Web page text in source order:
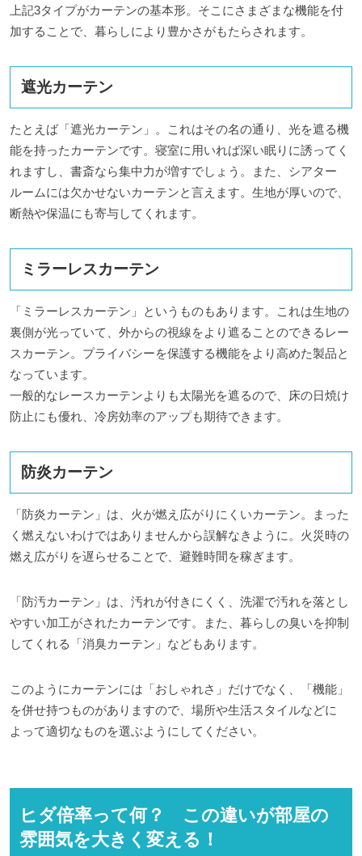
上記3タイプがカーテンの基本形。そこにさまざまな機能を付
加することで、暮らしにより豊かさがもたらされます。
遮光カーテン
たとえば「遮光カーテン」。これはその名の通り、光を遮る機
能を持ったカーテンです。寝室に用いれば深い眠りに誘ってく
れますし、書斎なら集中力が増すでしょう。また、シアター
ルームには欠かせないカーテンと言えます。生地が厚いので、
断熱や保温にも寄与してくれます。
ミラーレスカーテン
「ミラーレスカーテン」というものもあります。これは生地の
裏側が光っていて、外からの視線をより遮ることのできるレー
スカーテン。プライバシーを保護する機能をより高めた製品と
なっています。
一般的なレースカーテンよりも太陽光を遮るので、床の日焼け
防止にも優れ、冷房効率のアップも期待できます。
防炎カーテン
「防炎カーテン」は、火が燃え広がりにくいカーテン。まった
く燃えないわけではありませんから誤解なきように。火災時の
燃え広がりを遅らせることで、避難時間を稼ぎます。
「防汚カーテン」は、汚れが付きにくく、洗濯で汚れを落とし
やすい加工がされたカーテンです。また、暮らしの臭いを抑制
してくれる「消臭カーテン」などもあります。
このようにカーテンには「おしゃれさ」だけでなく、「機能」
を併せ持つものがありますので、場所や生活スタイルなどに
よって適切なものを選ぶようにしてください。
ヒダ倍率って何？ この違いが部屋の
雰囲気を大きく変える！